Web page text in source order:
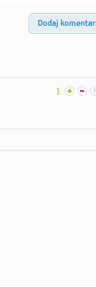
1